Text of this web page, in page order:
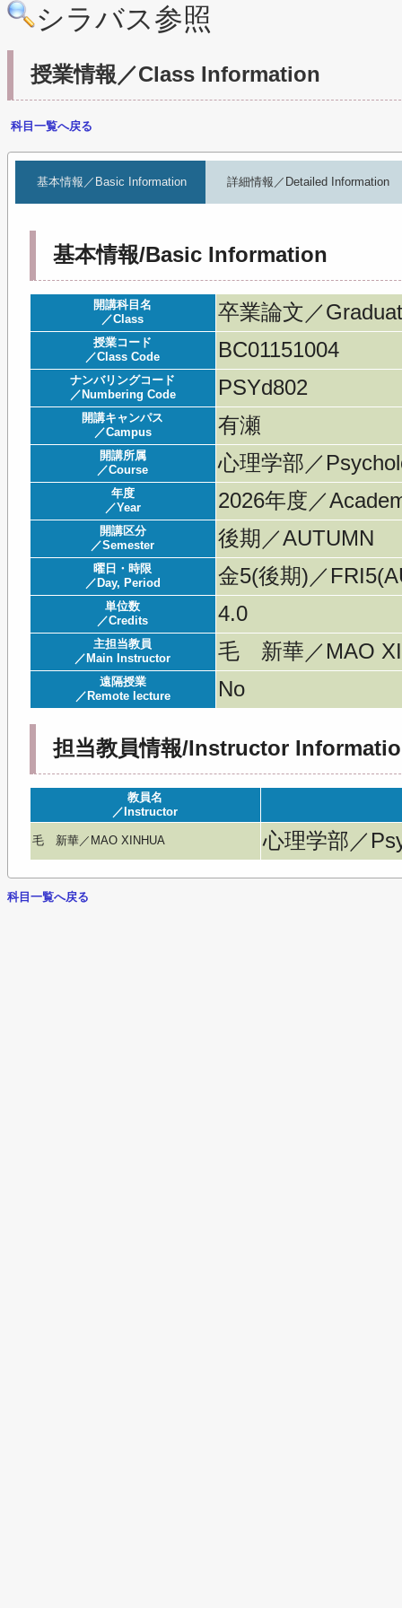
シラバス参照
授業情報／Class Information
科目一覧へ戻る
基本情報／Basic Information 詳細情報／Detailed Information
基本情報/Basic Information
開講科目名
／Class
卒業論文／
授業コード
／Class Code
BC01151004
ナンバリングコード
／Numbering Code
PSYd802
開講キャンパス
／Campus
有瀬
開講所属
／Course
心理学部／
年度
／Year
2026年度／
開講区分
／Semester
後期／AUTUMN
曜日・時限
／Day, Period
金5(後期)／
単位数
／Credits
4.0
主担当教員
／Main Instructor
毛 新華／MAO
遠隔授業
／Remote lecture
No
担当教員情報/Instructor
教員名
／Instructor
毛 新華／MAO XINHUA 心理学部／
科目一覧へ戻る